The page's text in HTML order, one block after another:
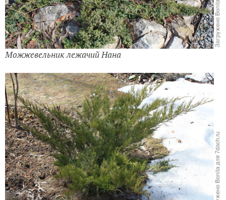
Можжевельник лежачий Нана